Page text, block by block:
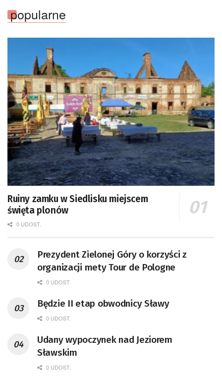
popularne
Ruiny zamku w Siedlisku miejscem
święta plonów
0 UDOST.
Prezydent Zielonej Góry o korzyści z
organizacji mety Tour de Pologne
0 UDOST.
Będzie II etap obwodnicy Sławy
0 UDOST.
Udany wypoczynek nad Jeziorem
Sławskim
0 UDOST.